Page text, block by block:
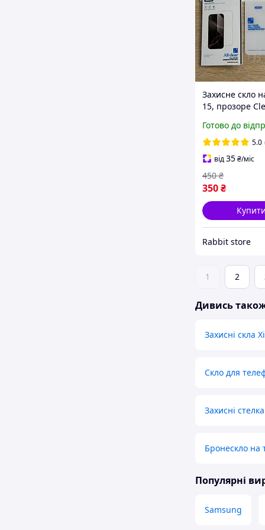
Захисне скло
15, прозоре
Готово до
5.0
від35₴/міс
350₴
450 ₴
Купити
Rabbit store
1 2
Дивись
Захисні скла
Скло для
Захисні стелка
Бронескло на
Популярні
Samsung